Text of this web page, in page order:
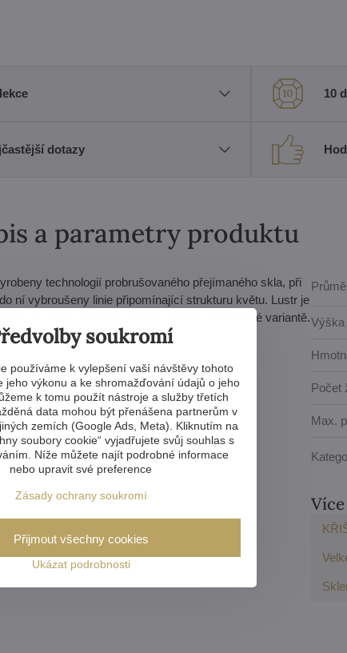
10
dotazy
a parametry produktu
technologií probrušovaného přejímaného skla, při
ní vybroušeny linie připomínající strukturu květu. Lustr je
v modré, červené, zelené, fialové nebo černé variantě.Výška
Počet
Max.
soukromí
používáme k vylepšení vaší návštěvy tohoto
jeho výkonu a ke shromažďování údajů o jeho
k tomu použít nástroje a služby třetích
data mohou být přenášena partnerům v
zemích (Google Ads, Meta). Kliknutím na
soubory cookie“ vyjadřujete svůj souhlas s
Níže můžete najít podrobné informace
nebo upravit své preference
Zásady ochrany soukromí
Ukázat podrobnosti
Přijmout všechny cookies